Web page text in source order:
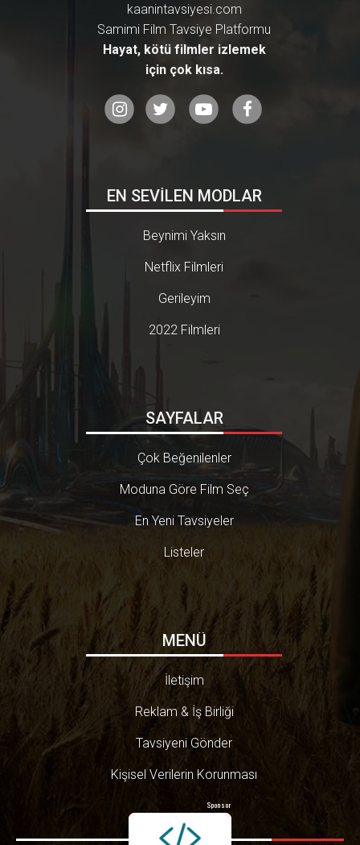
kaanintavsiyesi.com
Samimi Film Tavsiye Platformu
Hayat, kötü filmler izlemek
için çok kısa.
EN SEVİLEN MODLAR
Beynimi Yaksın
Netflix Filmleri
Gerileyim
2022 Filmleri
SAYFALAR
Çok Beğenilenler
Moduna Göre Film Seç
En Yeni Tavsiyeler
Listeler
MENÜ
İletişim
Reklam & İş Birliği
Tavsiyeni Gönder
Kişisel Verilerin Korunması
Sponsor